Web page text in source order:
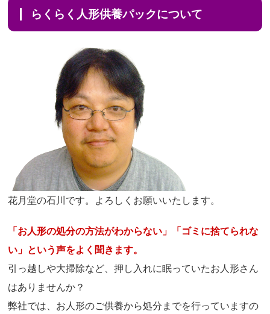
らくらく人形供養パックについて
花月堂の石川です。よろしくお願いいたします。
「お人形の処分の方法がわからない」「ゴミに捨てられな
い」という声をよく聞きます。
引っ越しや大掃除など、押し入れに眠っていたお人形さん
はありませんか？
弊社では、お人形のご供養から処分までを行っていますの